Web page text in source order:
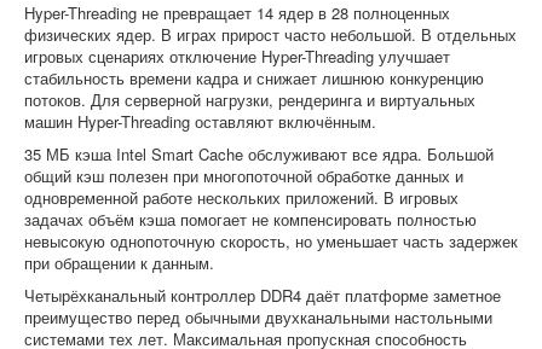
Hyper-Threading не превращает 14 ядер в 28 полноценных
физических ядер. В играх прирост часто небольшой. В отдельных
игровых сценариях отключение Hyper-Threading улучшает
стабильность времени кадра и снижает лишнюю конкуренцию
потоков. Для серверной нагрузки, рендеринга и виртуальных
машин Hyper-Threading оставляют включённым.
35 МБ кэша Intel Smart Cache обслуживают все ядра. Большой
общий кэш полезен при многопоточной обработке данных и
одновременной работе нескольких приложений. В игровых
задачах объём кэша помогает не компенсировать полностью
невысокую однопоточную скорость, но уменьшает часть задержек
при обращении к данным.
Четырёхканальный контроллер DDR4 даёт платформе заметное
преимущество перед обычными двухканальными настольными
системами тех лет. Максимальная пропускная способность